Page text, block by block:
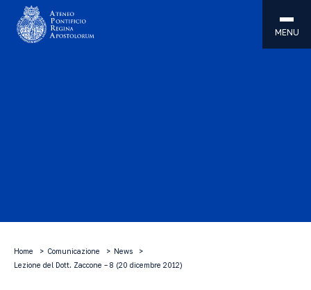
MENU
Home Comunicazione
News
Lezione del Dott. Zaccone – 8 (20 dicembre 2012)